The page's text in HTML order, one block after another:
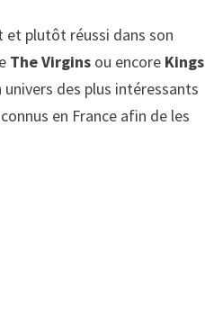
et plutôt réussi dans son
The Virgins ou encore Kings
des plus intéressants
en France afin de les